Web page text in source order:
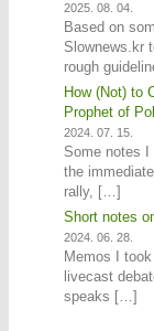
2025. 08. 04.
Based on
Slownews.kr
rough
How (Not) to
Prophet of
2024. 07. 15.
Some notes
the
rally, […]
Short notes
2024. 06. 28.
Memos I
livecast
speaks […]